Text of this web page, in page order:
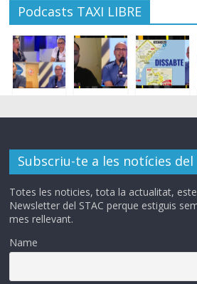
Podcasts TAXI LIBRE
Subscriu-te a les notícies del
Totes les noticies, tota la actualitat,
Newsletter del STAC perque estiguis
mes rellevant.
Name